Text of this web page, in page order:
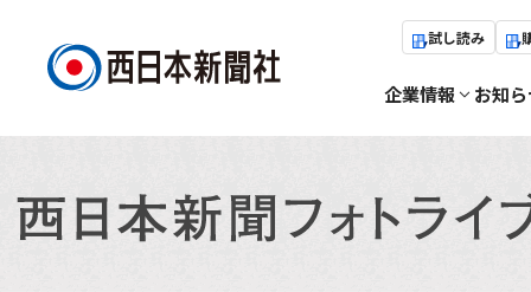
試し読み
企業情報 お知